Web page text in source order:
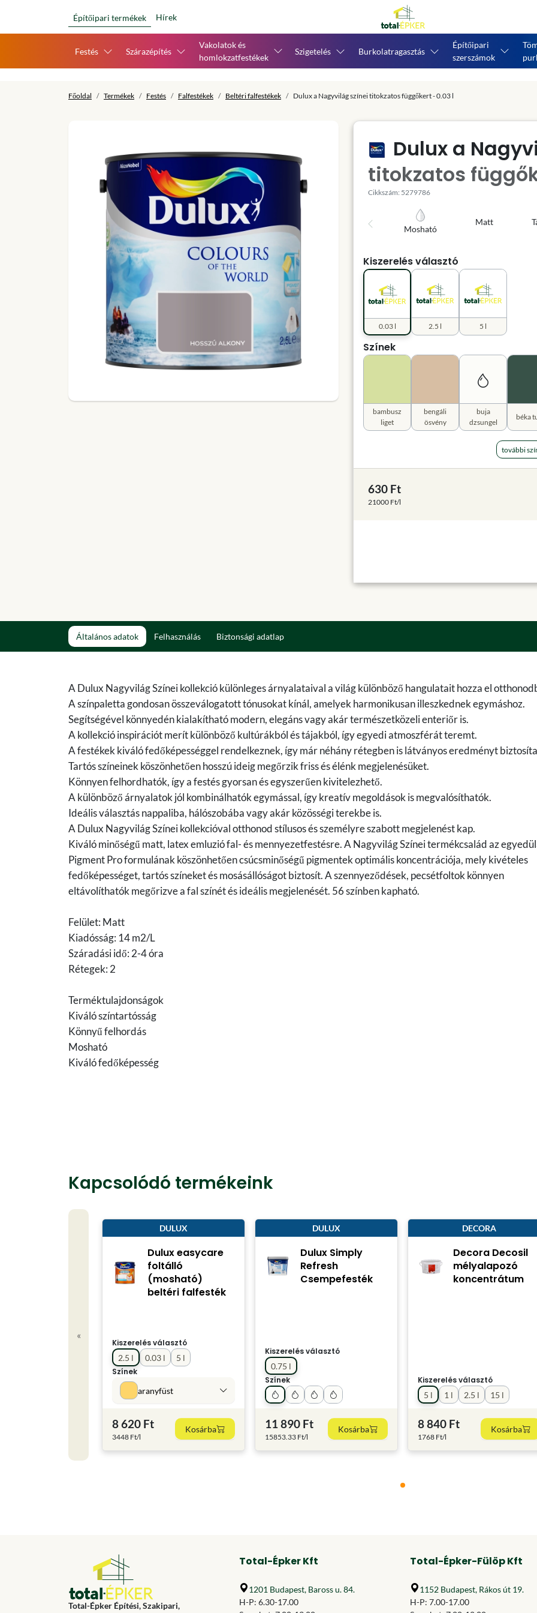
Építőipari termékek Hírek
Festés Szárazépítés
Vakolatok és
homlokzatfestékek
Szigetelés Burkolatragasztás
Építőipari
szerszámok
Főoldal Termékek Festés Falfestékek Beltéri falfestékek Dulux a Nagyvilág színei titokzatos függőkert - 0.03 l
Dulux a
titokzatos
Cikkszám: 5279786
Mosható
Matt
Kiszerelés választó
0.03 l 2.5 l 5 l
Színek
bambusz
liget
bengáli
ösvény
buja
dzsungel
béka
további
630 Ft
21000 Ft/l
Általános adatok Felhasználás Biztonsági adatlap
A Dulux Nagyvilág Színei kollekció különleges árnyalataival a világ különböző hangulatait hozza el
A színpaletta gondosan összeválogatott tónusokat kínál, amelyek harmonikusan illeszkednek egymáshoz.
Segítségével könnyedén kialakítható modern, elegáns vagy akár természetközeli enteriőr is.
A kollekció inspirációt merít különböző kultúrákból és tájakból, így egyedi atmoszférát teremt.
A festékek kiváló fedőképességgel rendelkeznek, így már néhány rétegben is látványos eredményt
Tartós színeinek köszönhetően hosszú ideig megőrzik friss és élénk megjelenésüket.
Könnyen felhordhatók, így a festés gyorsan és egyszerűen kivitelezhető.
A különböző árnyalatok jól kombinálhatók egymással, így kreatív megoldások is megvalósíthatók.
Ideális választás nappaliba, hálószobába vagy akár közösségi terekbe is.
A Dulux Nagyvilág Színei kollekcióval otthonod stílusos és személyre szabott megjelenést kap.
Kiváló minőségű matt, latex emluzió fal- és mennyezetfestésre. A Nagyvilág Színei termékcsalád az
Pigment Pro formulának köszönhetően csúcsminőségű pigmentek optimális koncentrációja, mely kivételes
fedőképességet, tartós színeket és mosásállóságot biztosít. A szennyeződések, pecsétfoltok könnyen
eltávolíthatók megőrizve a fal színét és ideális megjelenését. 56 színben kapható.
Felület: Matt
Kiadósság: 14 m2/L
Száradási idő: 2-4 óra
Rétegek: 2
Terméktulajdonságok
Kiváló színtartósság
Könnyű felhordás
Mosható
Kiváló fedőképesség
Kapcsolódó termékeink
«
DULUX
Dulux easycare
foltálló
(mosható)
beltéri falfesték
Kiszerelés választó
0.03 l
2.5 l
5 l
Színek
aranyfüst
8 620 Ft
3448 Ft/l
Kosárba
DULUX
Dulux Simply
Refresh
Csempefesték
Kiszerelés választó
0.75 l
Színek
11 890 Ft
15853.33 Ft/l
Kosárba
DECORA
Decora Decosil
mélyalapozó
koncentrátum
Kiszerelés választó
1 l
2.5 l
5 l 15 l
8 840 Ft
1768 Ft/l
Kosárba
Total-Épker Építési, Szakipari,
Total-Épker Kft
1201 Budapest, Baross u. 84.
H-P: 6.30-17.00
Total-Épker-Fülöp Kft
1152 Budapest, Rákos út 19.
H-P: 7.00-17.00